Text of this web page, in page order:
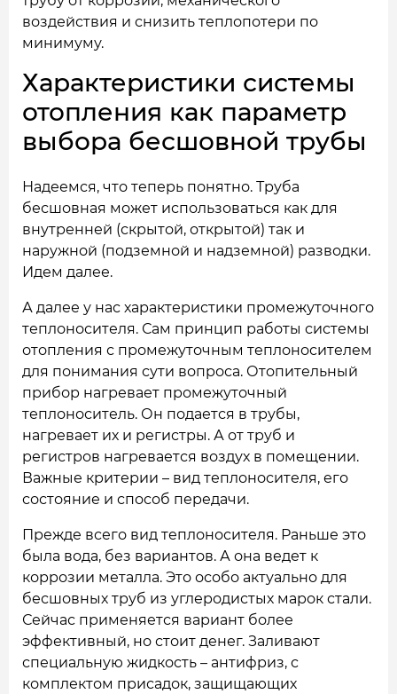
воздействия и снизить теплопотери по
минимуму.
Характеристики системы
отопления как параметр
выбора бесшовной трубы
Надеемся, что теперь понятно. Труба
бесшовная может использоваться как для
внутренней (скрытой, открытой) так и
наружной (подземной и надземной) разводки.
Идем далее.
А далее у нас характеристики промежуточного
теплоносителя. Сам принцип работы системы
отопления с промежуточным теплоносителем
для понимания сути вопроса. Отопительный
прибор нагревает промежуточный
теплоноситель. Он подается в трубы,
нагревает их и регистры. А от труб и
регистров нагревается воздух в помещении.
Важные критерии – вид теплоносителя, его
состояние и способ передачи.
Прежде всего вид теплоносителя. Раньше это
была вода, без вариантов. А она ведет к
коррозии металла. Это особо актуально для
бесшовных труб из углеродистых марок стали.
Сейчас применяется вариант более
эффективный, но стоит денег. Заливают
специальную жидкость – антифриз, с
комплектом присадок, защищающих